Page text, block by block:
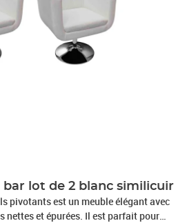
bar lot de 2 blanc similicuir
pivotants est un meuble élégant avec
nettes et épurées. Il est parfait pour